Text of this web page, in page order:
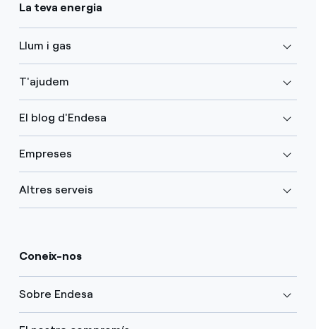
La teva energia
Llum i gas
T'ajudem
El blog d'Endesa
Empreses
Altres serveis
Coneix-nos
Sobre Endesa